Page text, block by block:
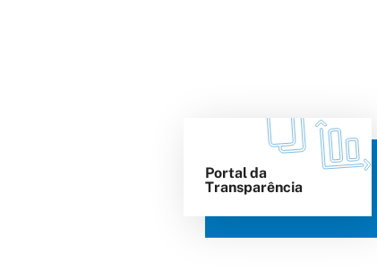
Portal da
Transparência